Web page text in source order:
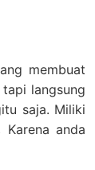
membuat
langsung
saja. Miliki
anda